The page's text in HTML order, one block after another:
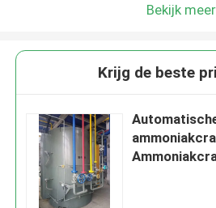
Bekijk meer
Krijg de beste